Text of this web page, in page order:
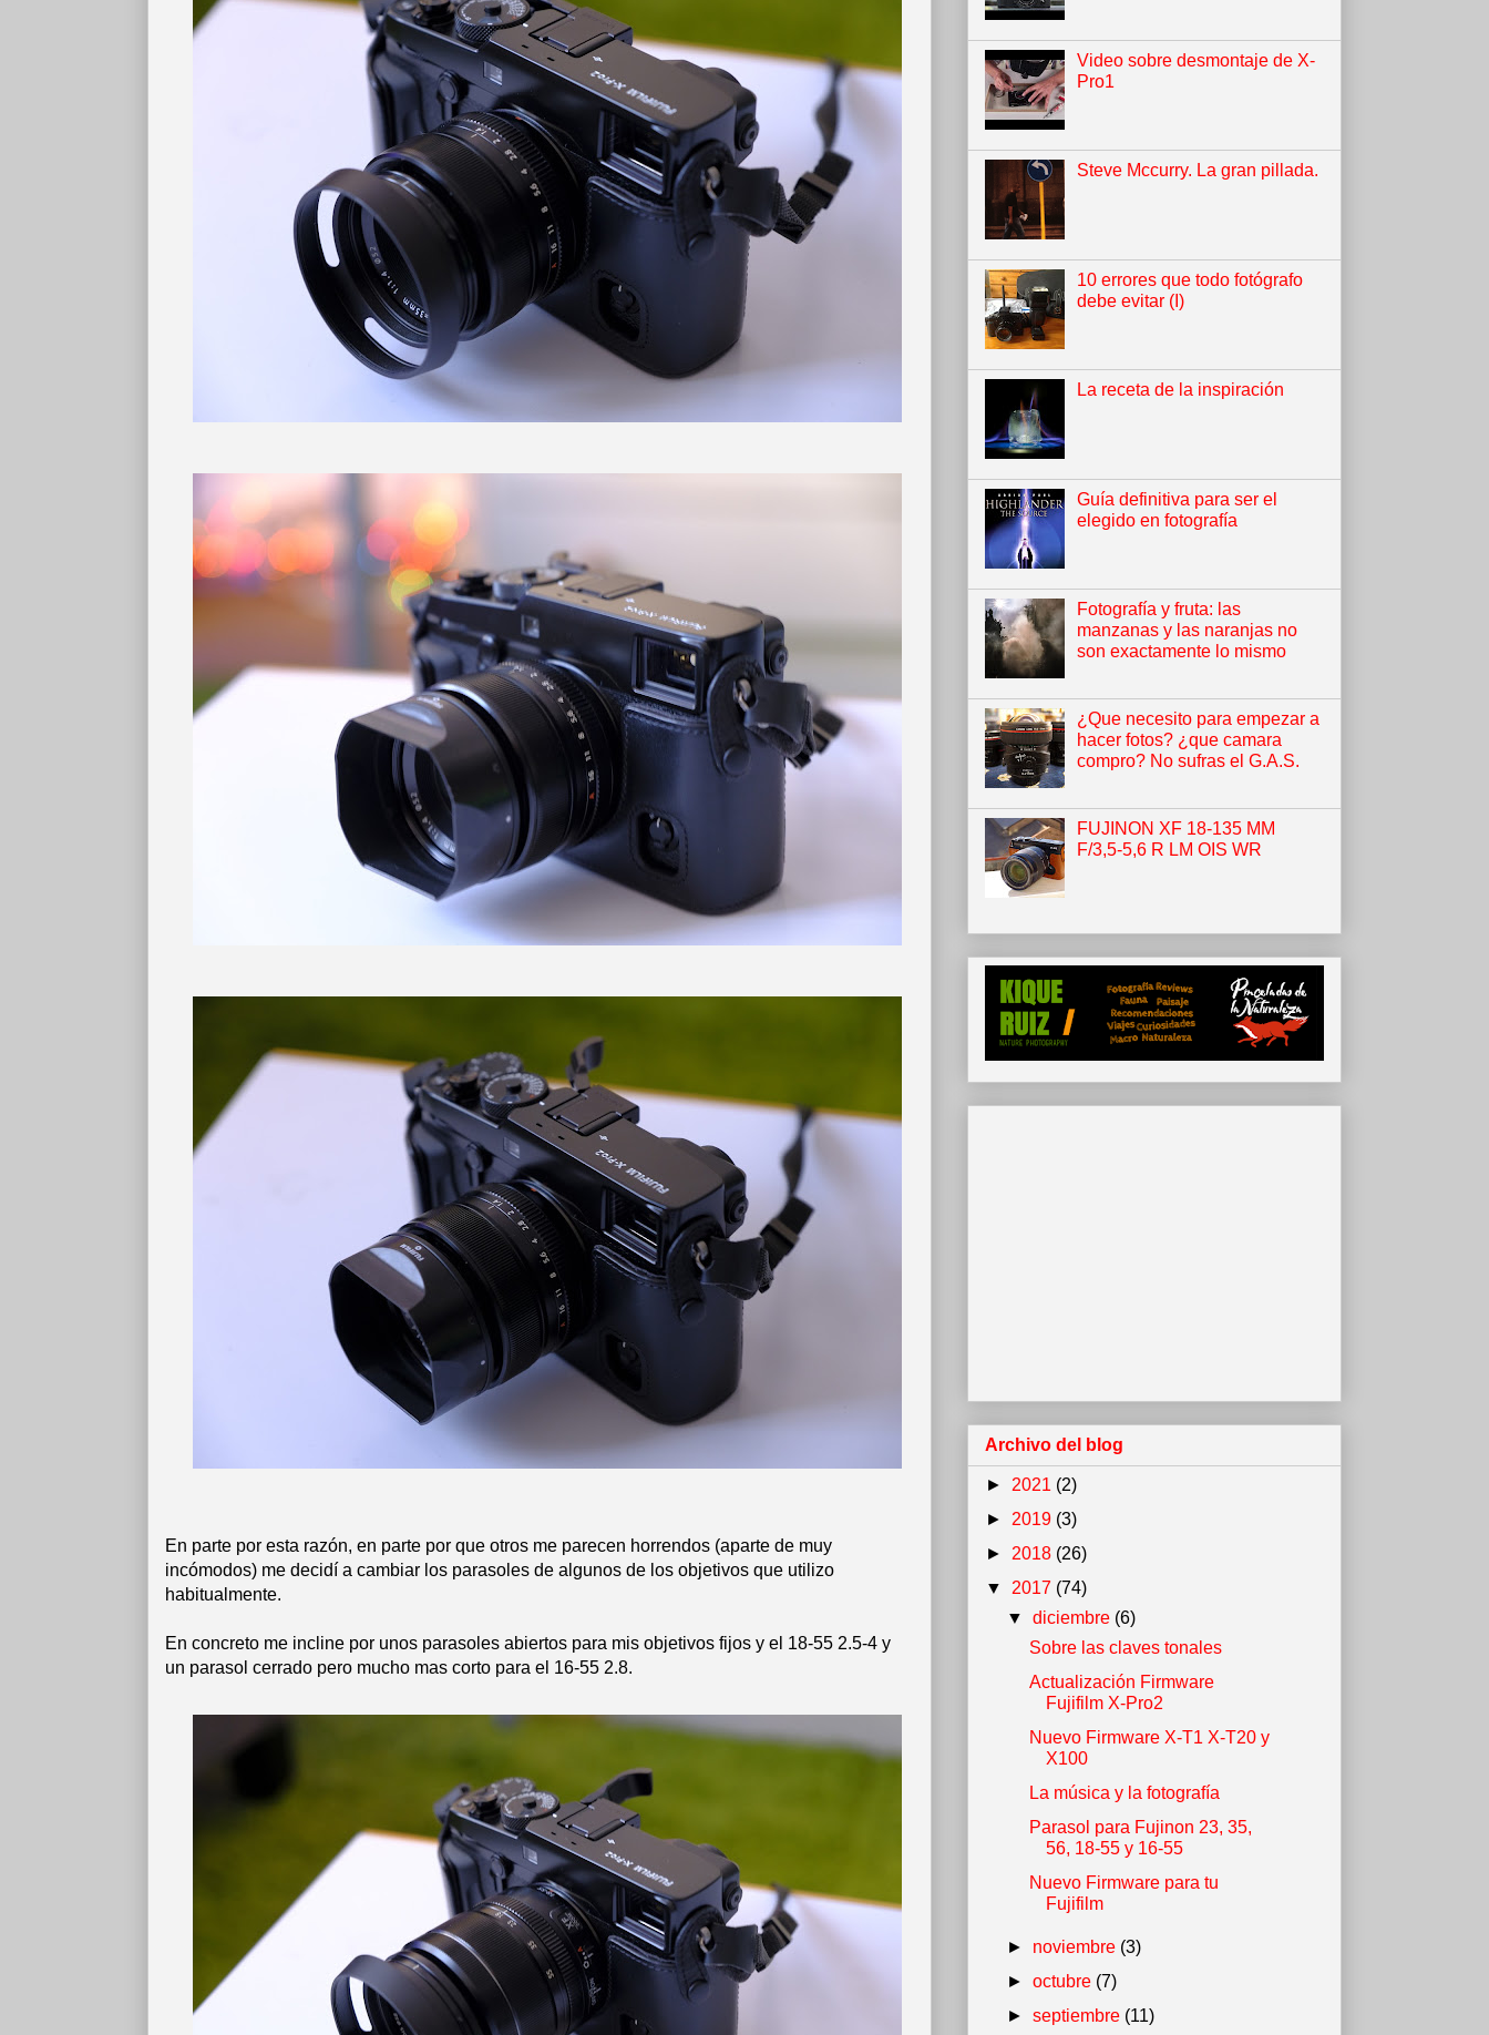
En parte por esta razón, en parte por que otros me parecen horrendos (aparte de muy
incómodos) me decidí a cambiar los parasoles de algunos de los objetivos que utilizo
habitualmente.
En concreto me incline por unos parasoles abiertos para mis objetivos fijos y el 18-55 2.5-4 y
un parasol cerrado pero mucho mas corto para el 16-55 2.8.
Video sobre desmontaje de X-
Pro1
Steve Mccurry. La gran pillada.
10 errores que todo fotógrafo
debe evitar (I)
La receta de la inspiración
Guía definitiva para ser el
elegido en fotografía
Fotografía y fruta: las
manzanas y las naranjas no
son exactamente lo mismo
¿Que necesito para empezar a
hacer fotos? ¿que camara
compro? No sufras el G.A.S.
FUJINON XF 18-135 MM
F/3,5-5,6 R LM OIS WR
Archivo del blog
► 2021 (2)
► 2019 (3)
► 2018 (26)
▼ 2017 (74)
▼diciembre (6)
Sobre las claves tonales
Actualización Firmware
Fujifilm X-Pro2
Nuevo Firmware X-T1 X-T20 y
X100
La música y la fotografía
Parasol para Fujinon 23, 35,
56, 18-55 y 16-55
Nuevo Firmware para tu
Fujifilm
► noviembre (3)
►octubre (7)
►septiembre (11)